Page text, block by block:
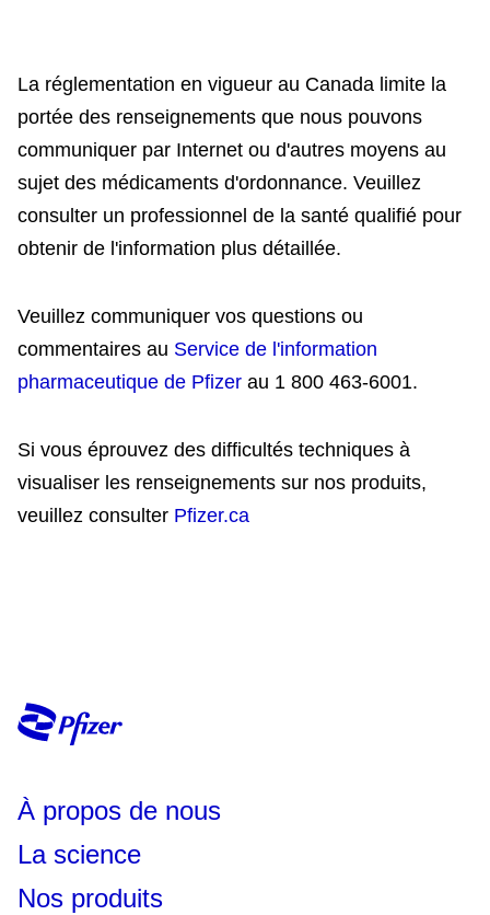
La réglementation en vigueur au Canada limite la
portée des renseignements que nous pouvons
communiquer par Internet ou d'autres moyens au
sujet des médicaments d'ordonnance. Veuillez
consulter un professionnel de la santé qualifié pour
obtenir de l'information plus détaillée.
Veuillez communiquer vos questions ou
commentaires au Service de l'information
pharmaceutique de Pfizer au 1 800 463-6001.
Si vous éprouvez des difficultés techniques à
visualiser les renseignements sur nos produits,
veuillez consulter Pfizer.ca
À propos de nous
La science
Nos produits